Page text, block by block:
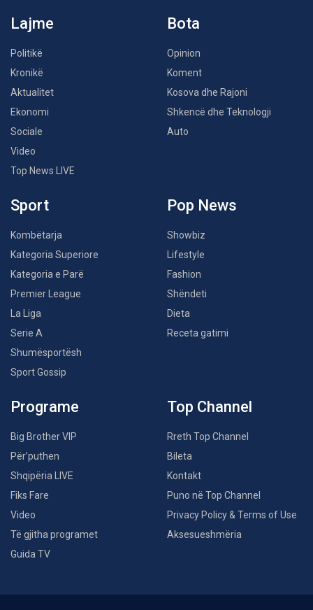
Lajme
Politikë
Kronikë
Aktualitet
Ekonomi
Sociale
Video
Top News LIVE
Bota
Opinion
Koment
Kosova dhe Rajoni
Shkencë dhe Teknologji
Auto
Sport
Kombëtarja
Kategoria Superiore
Kategoria e Parë
Premier League
La Liga
Serie A
Shumësportësh
Sport Gossip
Pop News
Showbiz
Lifestyle
Fashion
Shëndeti
Dieta
Receta gatimi
Programe
Big Brother VIP
Për’puthen
Shqipëria LIVE
Fiks Fare
Video
Të gjitha programet
Guida TV
Top Channel
Rreth Top Channel
Bileta
Kontakt
Puno në Top Channel
Privacy Policy & Terms of Use
Aksesueshmëria